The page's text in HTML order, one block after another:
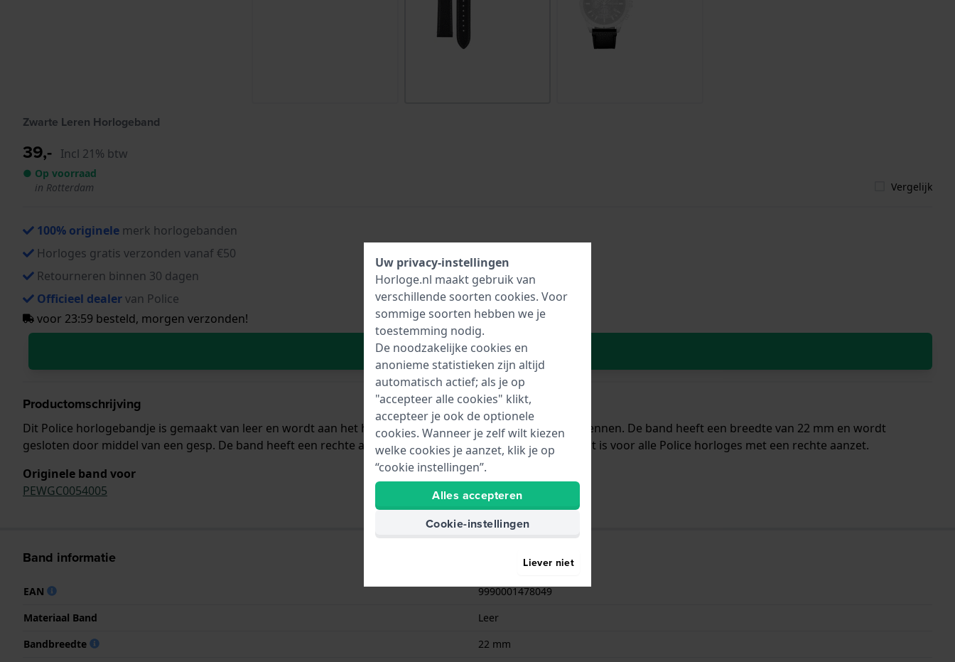
Zwarte Leren Horlogeband
39,- Incl 21% btw
● Op voorraad
in Rotterdam
Vergelijk
100% originele merk horlogebanden
Horloges gratis verzonden vanaf €50
Retourneren binnen 30 dagen
Officieel dealervan Police
voor 23:59 besteld, morgen verzonden!
In Winkelwagen
Productomschrijving
Dit Police horlogebandje is gemaakt van leer en wordt aan het horloge bevestigd door middel van bandpennen. De band heeft een breedte van 22 mm en wordt
gesloten door middel van een gesp. De band heeft een rechte aanzet wat betekent dat deze band geschikt is voor alle Police horloges met een rechte aanzet.
Originele band voor
PEWGC0054005
Band informatie
EAN
9990001478049
Materiaal Band
Leer
Bandbreedte
22 mm
Uw privacy-instellingen
Horloge.nl maakt gebruik van
verschillende soorten cookies. Voor
sommige soorten hebben we je
toestemming nodig.
De noodzakelijke cookies en
anonieme statistieken zijn altijd
automatisch actief; als je op
"accepteer alle cookies" klikt,
accepteer je ook de optionele
cookies. Wanneer je zelf wilt kiezen
welke cookies je aanzet, klik je op
“cookie instellingen”.
Alles accepteren
Cookie-instellingen
Liever niet